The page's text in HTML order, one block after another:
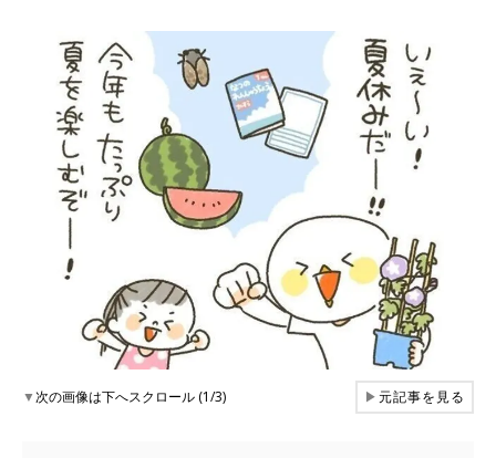
▼次の画像は下へスクロール (1/3) ▶元記事を見る